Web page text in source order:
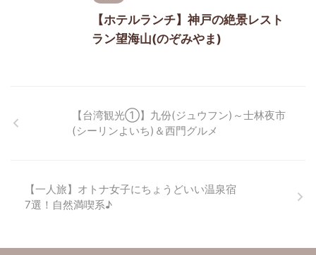
【ホテルランチ】神戸の絶景レスト
ラン望海山(のぞみやま)
【台湾観光①】九份(ジュウフン)～士林夜市
(シーリンよいち)＆西門グルメ
【一人旅】オトナ女子にちょうどいい温泉宿
7選！自然満喫系♪